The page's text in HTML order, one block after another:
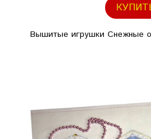
Вышитые игрушки Снежные